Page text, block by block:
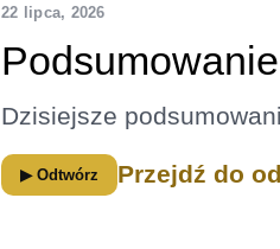
22 lipca, 2026
Dzisiejsze
▶ Odtwórz Przejdź do